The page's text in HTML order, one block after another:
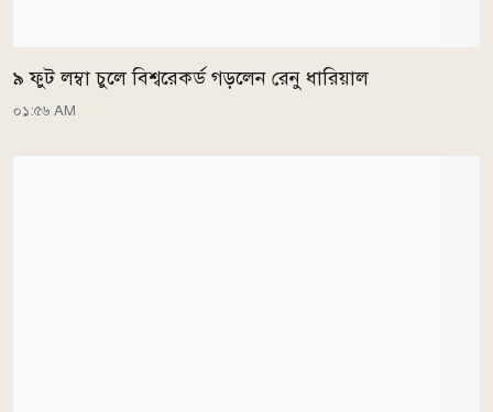
৯ ফুট লম্বা চুলে বিশ্বরেকর্ড গড়লেন রেনু ধারিয়াল
০১:৫৬ AM